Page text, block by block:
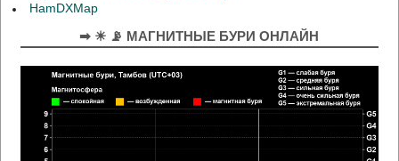
HamDXMap
➡ ☀ 📡 МАГНИТНЫЕ БУРИ ОНЛАЙН